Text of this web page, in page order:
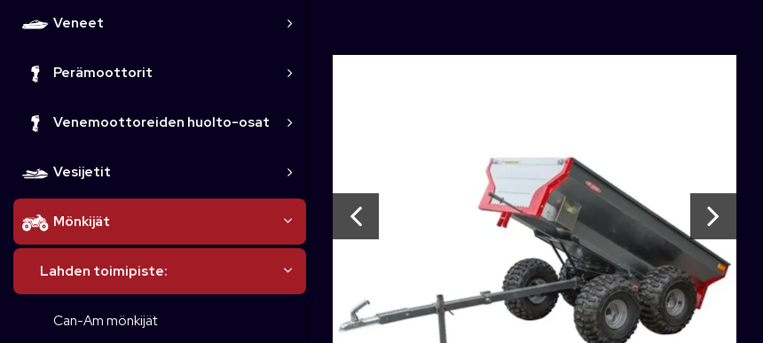
Veneet
Perämoottorit
Venemoottoreiden huolto-osat
Vesijetit
Mönkijät
Lahden toimipiste:
Can-Am mönkijät